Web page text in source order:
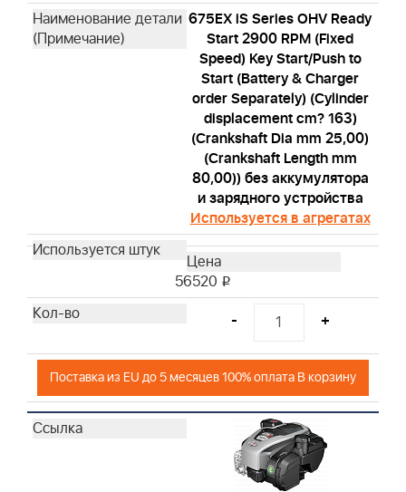
675EX iS Series OHV Ready
Start 2900 RPM (Fixed
Speed) Key Start/Push to
Start (Battery & Charger
order Separately) (Cylinder
displacement cm? 163)
(Crankshaft Dia mm 25,00)
(Crankshaft Length mm
80,00)) без аккумулятора
и зарядного устройства
Используется в агрегатах
56520 i
- +
Поставка из EU до 5 месяцев 100% оплата В корзину